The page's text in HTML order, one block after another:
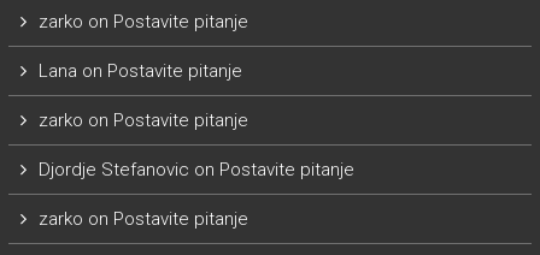
zarko on Postavite pitanje
Lana on Postavite pitanje
zarko on Postavite pitanje
Djordje Stefanovic on Postavite pitanje
zarko on Postavite pitanje